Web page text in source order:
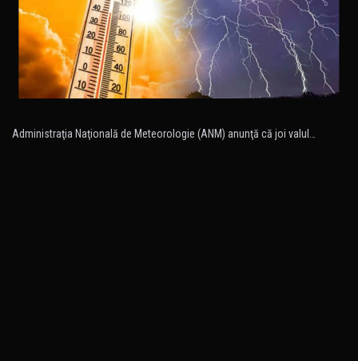
Administraţia Naţională de Meteorologie (ANM) anunţă că joi valul…